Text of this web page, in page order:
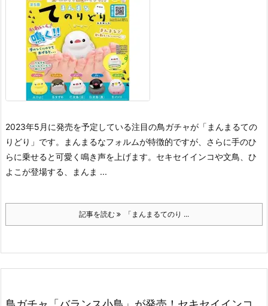
2023年5月に発売を予定している注目の鳥ガチャが「まんまるての
りどり」です。
まんまるなフォルムが特徴的ですが、さらに手のひ
らに乗せると可愛く鳴き声を上げます。 セキセイインコや文鳥、ひ
よこが登場する、まんま ...
記事を読む 「まんまるてのり ...